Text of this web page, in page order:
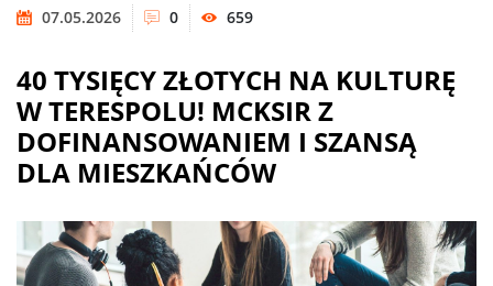
07.05.2026 0 659
40 TYSIĘCY ZŁOTYCH NA KULTURĘ
W TERESPOLU! MCKSIR Z
DOFINANSOWANIEM I SZANSĄ
DLA MIESZKAŃCÓW